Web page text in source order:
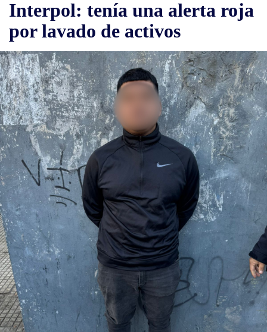
Interpol: tenía una alerta roja
por lavado de activos